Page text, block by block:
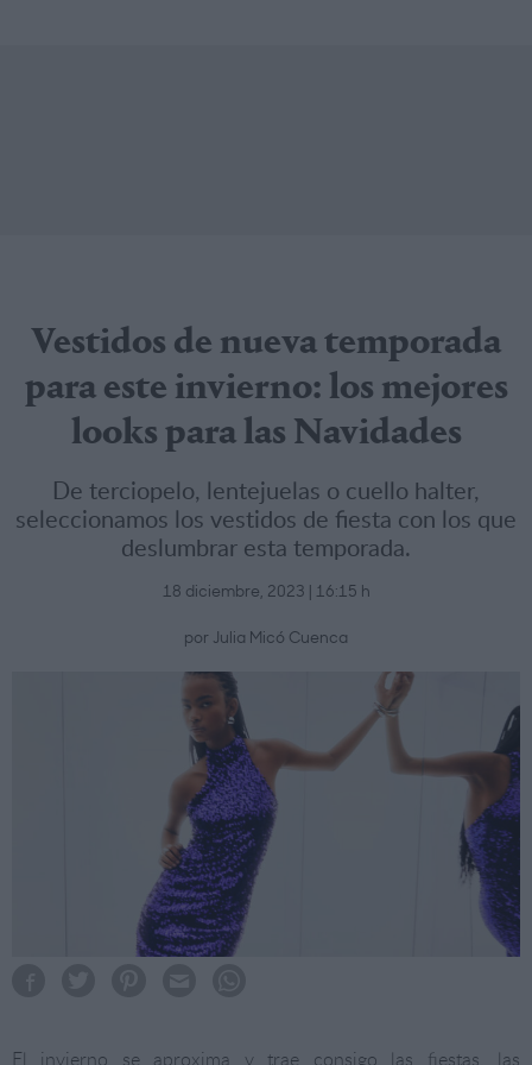
Vestidos de nueva temporada
para este invierno: los mejores
looks para las Navidades
De terciopelo, lentejuelas o cuello halter,
seleccionamos los vestidos de fiesta con los que
deslumbrar esta temporada.
18 diciembre, 2023 | 16:15 h
por Julia Micó Cuenca
El invierno se aproxima y trae consigo las fiestas, las